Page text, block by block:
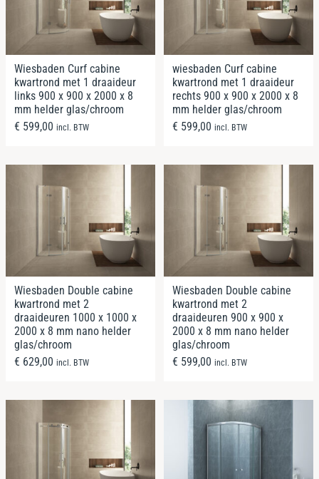
Wiesbaden Curf cabine
kwartrond met 1 draaideur
links 900 x 900 x 2000 x 8
mm helder glas/chroom
€ 599,00 incl. BTW
wiesbaden Curf cabine
kwartrond met 1 draaideur
rechts 900 x 900 x 2000 x 8
mm helder glas/chroom
€ 599,00 incl. BTW
Wiesbaden Double cabine
kwartrond met 2
draaideuren 1000 x 1000 x
2000 x 8 mm nano helder
glas/chroom
€ 629,00 incl. BTW
Wiesbaden Double cabine
kwartrond met 2
draaideuren 900 x 900 x
2000 x 8 mm nano helder
glas/chroom
€ 599,00 incl. BTW